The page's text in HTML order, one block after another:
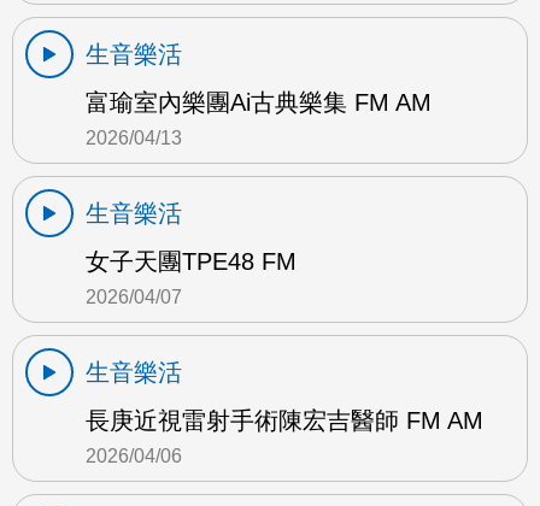
生音樂活
富瑜室內樂團Ai古典樂集 FM AM
2026/04/13
生音樂活
女子天團TPE48 FM
2026/04/07
生音樂活
長庚近視雷射手術陳宏吉醫師 FM AM
2026/04/06